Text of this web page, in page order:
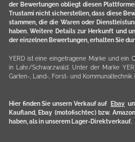
der Bewertungen obliegt diesen
Trustami nicht sicherstellen, dass diese
stammen, die die Waren oder
haben. Weitere Details zur Herkunft und
der einzelnen Bewertungen, erhalten Sie
YERD ist eine eingetragene Marke und ein
in Lahr/Schwarzwald. Unter der Marke
Garten-, Land-, Forst- und Kommunaltechnik
Hier finden Sie unsern Verkauf auf Ebay
Kaufland, Ebay (motofischtec) bzw.
haben, als in unserem Lager-Direktverkauf.